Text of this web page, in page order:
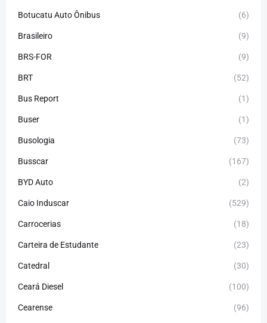
Botucatu Auto Ônibus (6)
Brasileiro (9)
BRS-FOR (9)
BRT (52)
Bus Report (1)
Buser (1)
Busologia (73)
Busscar (167)
BYD Auto (2)
Caio Induscar (529)
Carrocerias (18)
Carteira de Estudante (23)
Catedral (30)
Ceará Diesel (100)
Cearense (96)